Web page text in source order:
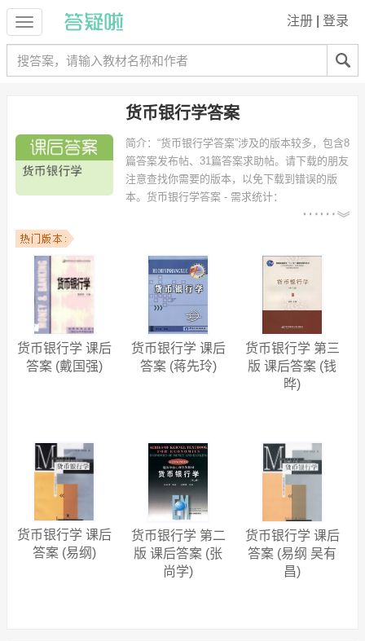
注册 登录
货币银行学答案
简介： “货币银行学答案”涉及的版本较多，包含8
篇答案发布帖、31篇答案求助帖。请下载的朋友
注意查找你需要的版本，以免下载到错误的版
本。 货币银行学答案 - 需求统计：
：国际经济与贸易、国际贸易、工商
管理、财务管理、计算机科学与技术、国际金融、数学与应用数学、信
息管理与信息系统、财务会计、电子商务 等专业。
以下学校的同学下载过
货币银行学答案：浙江工商大学、温州大学、西
北农林科技大学、湖南财政经济学院、长春税务学院、吉林大学、宁波
大学、福建师范大学福清分校、广东外语外贸大学、云南师范大学商学
院 等。
货币银行学 课后
答案 (戴国强)
货币银行学 课后
答案 (蒋先玲)
货币银行学 第三
版 课后答案 (钱
晔)
货币银行学 课后
答案 (易纲)
货币银行学 第二
版 课后答案 (张
尚学)
货币银行学 课后
答案 (易纲 吴有
昌)